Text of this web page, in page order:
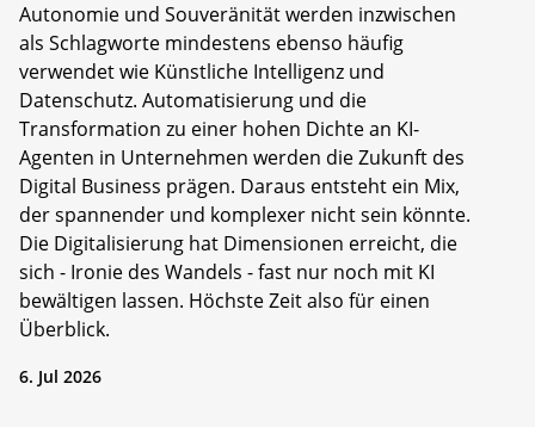
Autonomie und Souveränität werden inzwischen
als Schlagworte mindestens ebenso häufig
verwendet wie Künstliche Intelligenz und
Datenschutz. Automatisierung und die
Transformation zu einer hohen Dichte an KI-
Agenten in Unternehmen werden die Zukunft des
Digital Business prägen. Daraus entsteht ein Mix,
der spannender und komplexer nicht sein könnte.
Die Digitalisierung hat Dimensionen erreicht, die
sich - Ironie des Wandels - fast nur noch mit KI
bewältigen lassen. Höchste Zeit also für einen
Überblick.
6. Jul 2026